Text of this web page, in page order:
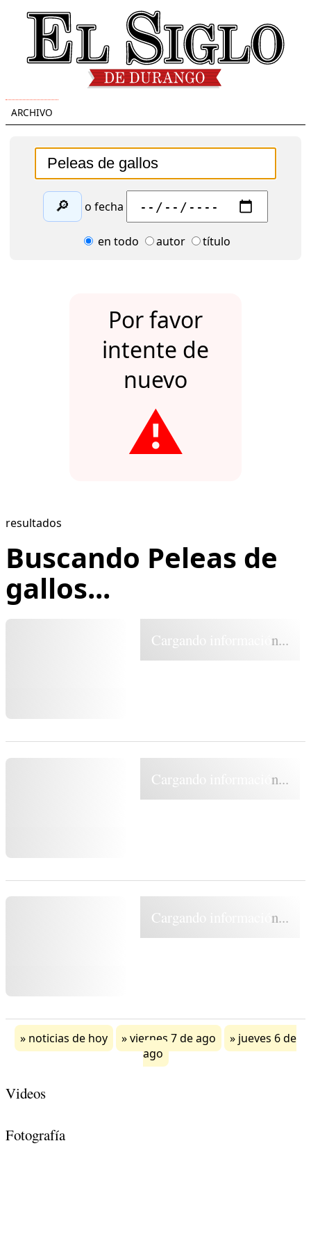
ARCHIVO
🔎 o fecha
en todo autor título
Por favor
intente de
nuevo
⚠️
resultados
Buscando Peleas de
gallos...
Cargando información...
Cargando información...
Cargando información...
noticias de hoy viernes 7 de ago
jueves 6 de
ago
Videos
Fotografía